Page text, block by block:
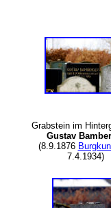
Grabstein im
Gustav
(8.9.1876
7.4.1934)